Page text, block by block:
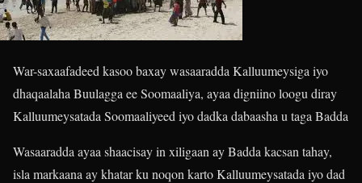
War-saxaafadeed kasoo baxay wasaaradda Kalluumeysiga iyo
dhaqaalaha Buulagga ee Soomaaliya, ayaa digniino loogu diray
Kalluumeysatada Soomaaliyeed iyo dadka dabaasha u taga Badda
Wasaaradda ayaa shaacisay in xiligaan ay Badda kacsan tahay,
isla markaana ay khatar ku noqon karto Kalluumeysatada iyo dad